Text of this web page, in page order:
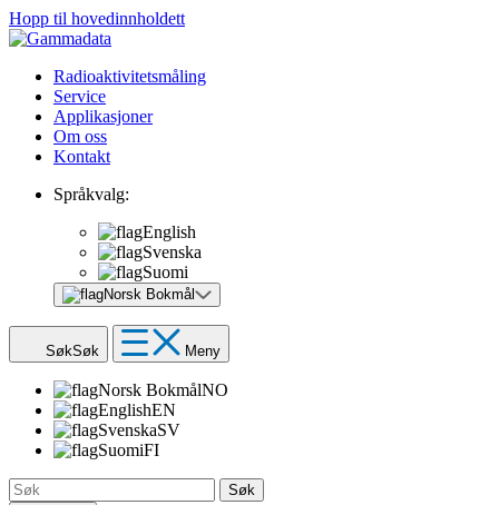
Hopp til hovedinnholdett
Radioaktivitetsmåling
Service
Applikasjoner
Om oss
Kontakt
Språkvalg:
English
Svenska
Suomi
Norsk Bokmål
SøkSøk Meny
Norsk BokmålNO
EnglishEN
SvenskaSV
SuomiFI
Søk